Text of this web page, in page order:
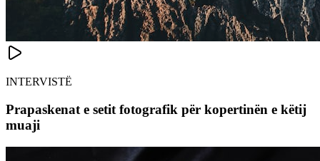
INTERVISTË
Prapaskenat e setit fotografik për kopertinën e këtij
muaji